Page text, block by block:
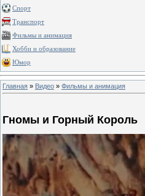
Спорт
Транспорт
Фильмы и анимация
Хобби и образование
Юмор
Главная » Видео » Фильмы и анимация
Гномы и Горный Король